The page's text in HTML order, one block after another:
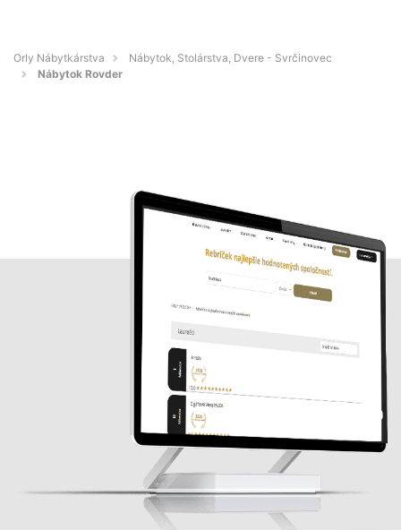
Orly Nábytkárstva
Nábytok, Stolárstva, Dvere - Svrčinovec
Nábytok Rovder